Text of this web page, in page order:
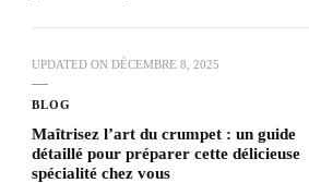
UPDATED ON DÉCEMBRE 8, 2025
BLOG
Maîtrisez l’art du crumpet : un guide
détaillé pour préparer cette délicieuse
spécialité chez vous